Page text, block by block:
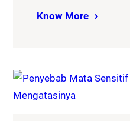
Know More